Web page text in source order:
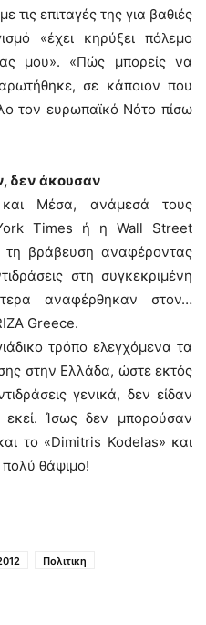
τις επιταγές της για βαθιές
«έχει κηρύξει πόλεμο
μου». «Πώς μπορείς να
σε κάποιον που
τον ευρωπαϊκό Νότο πίσω
δεν άκουσαν
Μέσα, ανάμεσά τους
Times ή η Wall Street
βράβευση αναφέροντας
στη συγκεκριμένη
αναφέρθηκαν στον…
Greece.
τρόπο ελεγχόμενα τα
στην Ελλάδα, ώστε εκτός
γενικά, δεν είδαν
Ίσως δεν μπορούσαν
το «Dimitris Kodelas» και
θάψιμο!
Πολιτικη